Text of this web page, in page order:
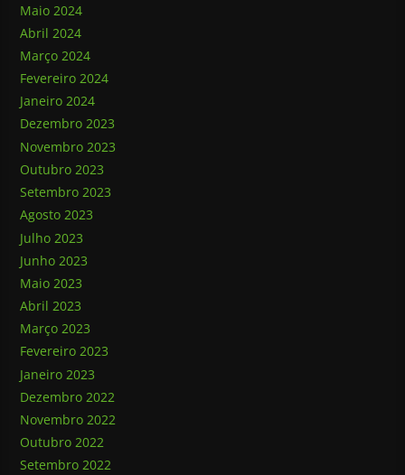
Maio 2024
Abril 2024
Março 2024
Fevereiro 2024
Janeiro 2024
Dezembro 2023
Novembro 2023
Outubro 2023
Setembro 2023
Agosto 2023
Julho 2023
Junho 2023
Maio 2023
Abril 2023
Março 2023
Fevereiro 2023
Janeiro 2023
Dezembro 2022
Novembro 2022
Outubro 2022
Setembro 2022